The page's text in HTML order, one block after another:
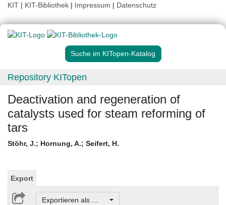
KIT | KIT-Bibliothek | Impressum | Datenschutz
Suche im KITopen-Katalog
Repository KITopen
Deactivation and regeneration of
catalysts used for steam reforming of
tars
Stöhr, J.; Hornung, A.; Seifert, H.
Export
Exportieren als ...